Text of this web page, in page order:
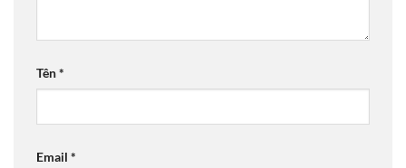
Tên*
Email *